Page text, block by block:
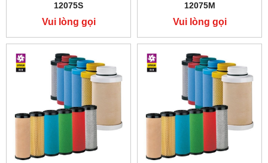
12075S
Vui lòng gọi
12075M
Vui lòng gọi